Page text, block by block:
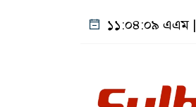
১১:০৪:১০ এএম|